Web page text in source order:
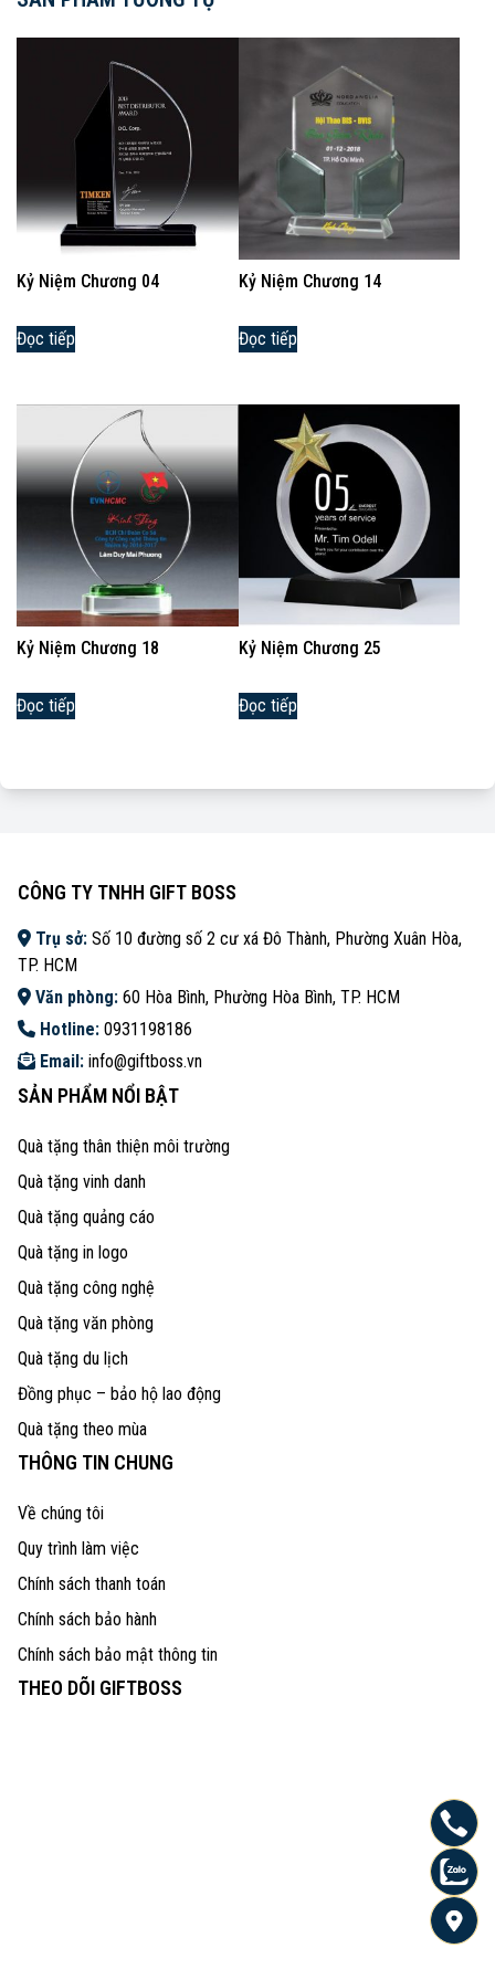
Kỷ Niệm Chương 04
Đọc tiếp
Kỷ Niệm Chương 14
Đọc tiếp
Kỷ Niệm Chương 18
Đọc tiếp
Kỷ Niệm Chương 25
Đọc tiếp
CÔNG TY TNHH GIFT BOSS
Trụ sở: Số 10 đường số 2 cư xá Đô Thành, Phường Xuân Hòa,
TP. HCM
Văn phòng: 60 Hòa Bình, Phường Hòa Bình, TP. HCM
Hotline: 0931198186
Email: info@giftboss.vn
SẢN PHẨM NỔI BẬT
Quà tặng thân thiện môi trường
Quà tặng vinh danh
Quà tặng quảng cáo
Quà tặng in logo
Quà tặng công nghệ
Quà tặng văn phòng
Quà tặng du lịch
Đồng phục – bảo hộ lao động
Quà tặng theo mùa
THÔNG TIN CHUNG
Về chúng tôi
Quy trình làm việc
Chính sách thanh toán
Chính sách bảo hành
Chính sách bảo mật thông tin
THEO DÕI GIFTBOSS